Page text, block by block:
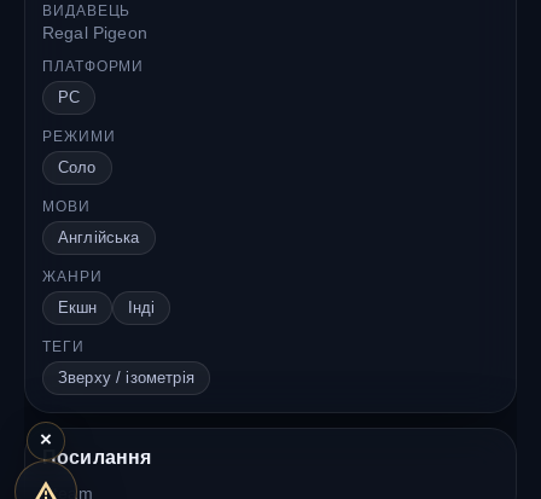
ВИДАВЕЦЬ
Regal Pigeon
ПЛАТФОРМИ
PC
РЕЖИМИ
Соло
МОВИ
Англійська
ЖАНРИ
Екшн Інді
ТЕГИ
Зверху / ізометрія
Посилання
Steam
×